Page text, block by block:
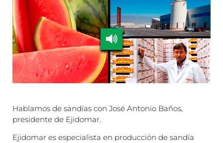
Hablamos de sandías con José Antonio Baños,
presidente de Ejidomar.
Ejidomar es especialista en producción de sandía